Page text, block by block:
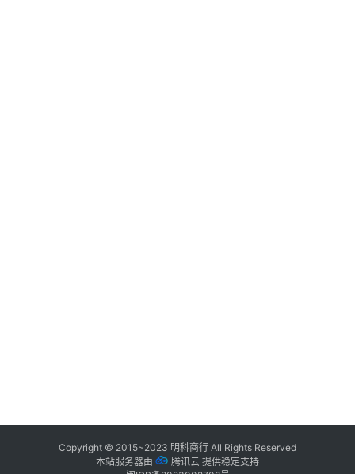
Copyright © 2015~2023 明科商行 All Rights Reserved
本站服务器由
腾讯云 提供稳定支持